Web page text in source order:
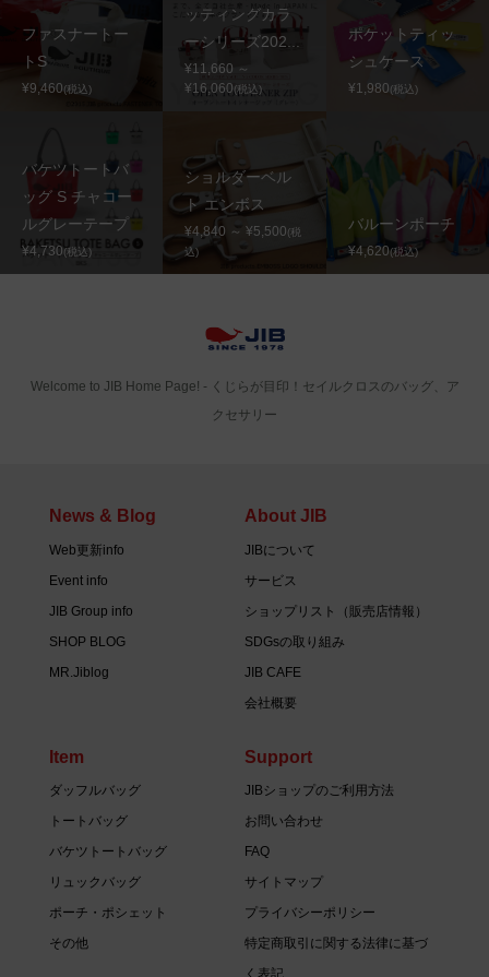
ファスナートー
トS
¥9,460(税込)
ッティングカラ
ーシリーズ202...
¥11,660 ～
¥16,060(税込)
ポケットティッ
シュケース
¥1,980(税込)
バケツトートバ
ッグ S チャコー
ルグレーテープ
¥4,730(税込)
ショルダーベル
ト エンボス
¥4,840 ～ ¥5,500(税
込)
バルーンポーチ
¥4,620(税込)
Welcome to JIB Home Page! ‐ くじらが目印！セイルクロスのバッグ、ア
クセサリー
News & Blog
Web更新info
Event info
JIB Group info
SHOP BLOG
MR.Jiblog
About JIB
JIBについて
サービス
ショップリスト（販売店情報）
SDGsの取り組み
JIB CAFE
会社概要
Item
ダッフルバッグ
トートバッグ
バケツトートバッグ
リュックバッグ
ポーチ・ポシェット
その他
Support
JIBショップのご利用方法
お問い合わせ
FAQ
サイトマップ
プライバシーポリシー
特定商取引に関する法律に基づ